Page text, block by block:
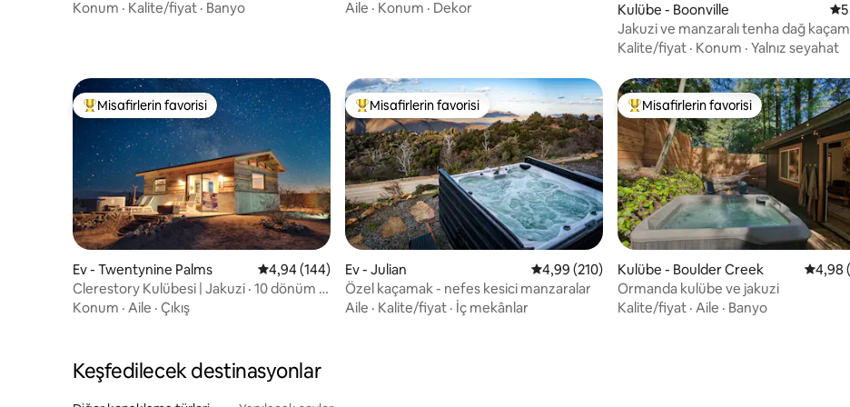
Gözlerden Uzak
Konum · Kalite/fiyat · Banyo
Akdeniz süiti!
Aile · Konum · Dekor Kulübe - Boonville 5
Jakuzi ve manzaralı tenha dağ
Kalite/fiyat · Konum · Yalnız seyahat
Misafirlerin favorilerinden en beğenilenler arasında
Misafirlerin favorisi
Ev - Twentynine Palms 5 üzerinden ortalama 4,94 puan, 144 değerlendirme
4,94 (144)
Clerestory Kulübesi | Jakuzi · 10 dönüm ·
King boy yatak
Konum · Aile · Çıkış
Misafirlerin favorilerinden en beğenilenler arasında
Misafirlerin favorisi
Ev - Julian 5 üzerinden ortalama 4,99 puan, 210
4,99 (210)
Özel kaçamak - nefes kesici manzaralar
Aile · Kalite/fiyat · İç mekânlar
Misafirlerin favorilerinden en
Misafirlerin favorisi
Kulübe - Boulder Creek 54,98
Ormanda kulübe ve jakuzi
Kalite/fiyat · Aile · Banyo
Keşfedilecek destinasyonlar